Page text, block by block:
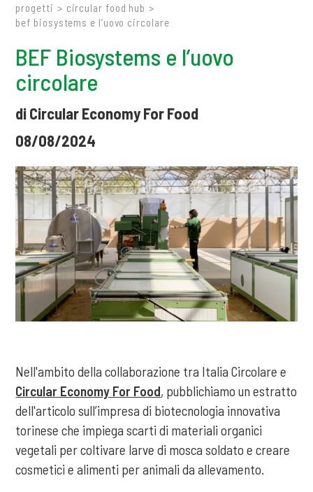
progetti > circular food hub >
bef biosystems e l’uovo circolare
BEF Biosystems e l’uovo
circolare
di Circular Economy For Food
08/08/2024
Nell'ambito della collaborazione tra Italia Circolare e
Circular Economy For Food, pubblichiamo un estratto
dell'articolo sull’impresa di biotecnologia innovativa
torinese che impiega scarti di materiali organici
vegetali per coltivare larve di mosca soldato e creare
cosmetici e alimenti per animali da allevamento.